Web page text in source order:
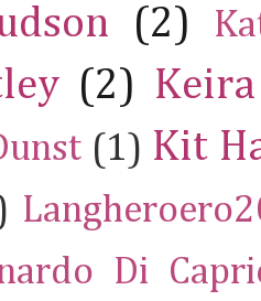
(2)
(2)
(1) Kit
Di